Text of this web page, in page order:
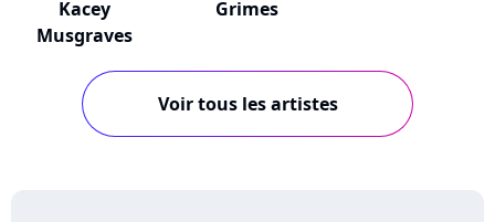
Kacey
Musgraves
Grimes
Voir tous les artistes